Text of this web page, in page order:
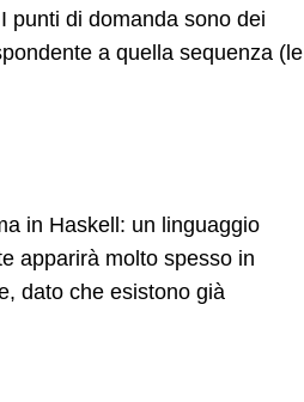
punti di domanda sono dei
a quella sequenza (le
in Haskell: un linguaggio
apparirà molto spesso in
dato che esistono già